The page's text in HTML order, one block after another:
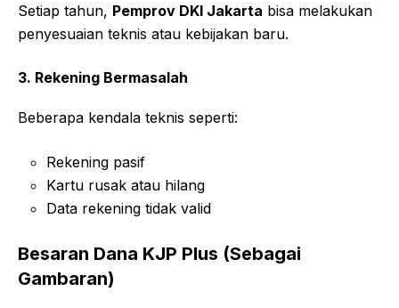
Setiap tahun, Pemprov DKI Jakarta bisa melakukan
penyesuaian teknis atau kebijakan baru.
3. Rekening Bermasalah
Beberapa kendala teknis seperti:
Rekening pasif
Kartu rusak atau hilang
Data rekening tidak valid
Besaran Dana KJP Plus (Sebagai
Gambaran)